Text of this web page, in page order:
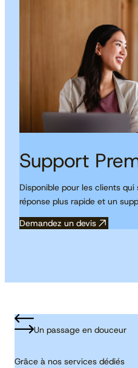
Support
Disponible pour les clients
réponse plus rapide et un
Demandez un devis
Un passage en douceur
Grâce à nos services dédiés